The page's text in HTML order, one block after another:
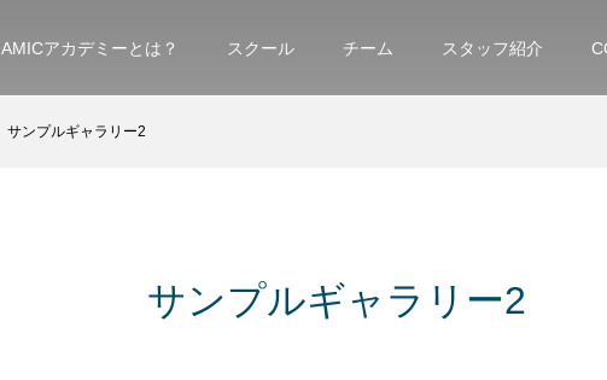
AMICアカデミーとは？ スクール チーム スタッフ紹介
サンプルギャラリー2
サンプルギャラリー2